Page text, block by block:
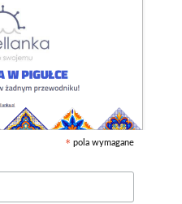
* pola wymagane